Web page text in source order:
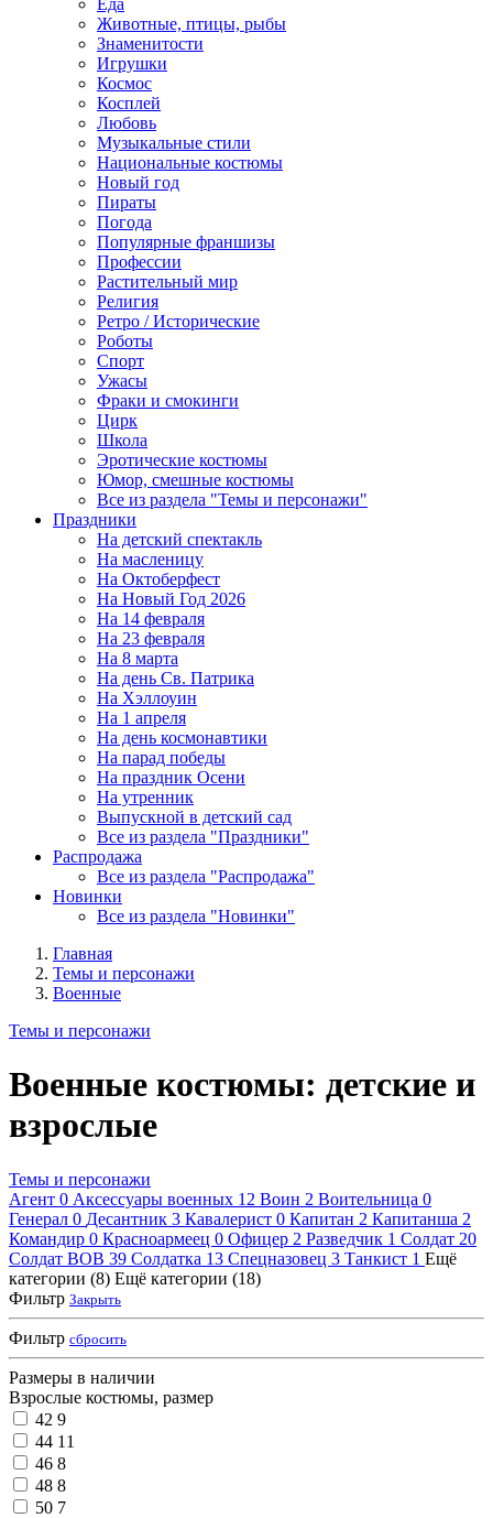
Еда
Животные, птицы, рыбы
Знаменитости
Игрушки
Космос
Косплей
Любовь
Музыкальные стили
Национальные костюмы
Новый год
Пираты
Погода
Популярные франшизы
Профессии
Растительный мир
Религия
Ретро / Исторические
Роботы
Спорт
Ужасы
Фраки и смокинги
Цирк
Школа
Эротические костюмы
Юмор, смешные костюмы
Все из раздела "Темы и персонажи"
Праздники
На детский спектакль
На масленицу
На Октоберфест
На Новый Год 2026
На 14 февраля
На 23 февраля
На 8 марта
На день Св. Патрика
На Хэллоуин
На 1 апреля
На день космонавтики
На парад победы
На праздник Осени
На утренник
Выпускной в детский сад
Все из раздела "Праздники"
Распродажа
Все из раздела "Распродажа"
Новинки
Все из раздела "Новинки"
Главная
Темы и персонажи
Военные
Темы и персонажи
Военные костюмы: детские и
взрослые
Темы и персонажи
Агент 0 Аксессуары военных 12 Воин 2 Воительница 0
Генерал 0 Десантник 3 Кавалерист 0 Капитан 2 Капитанша 2
Командир 0 Красноармеец 0 Офицер 2 Разведчик 1 Солдат 20
Солдат ВОВ 39 Солдатка 13 Спецназовец 3 Танкист 1 Ещё
категории (8) Ещё категории (18)
Фильтр Закрыть
Фильтр сбросить
Размеры в наличии
Взрослые костюмы, размер
42 9
44 11
46 8
48 8
50 7